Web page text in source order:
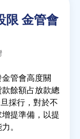
限 金管會
管會高度關
餘額占放款總
採行，對於不
提準備，以提
。